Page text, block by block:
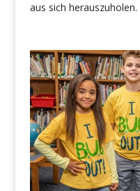
aus sich herauszuholen.